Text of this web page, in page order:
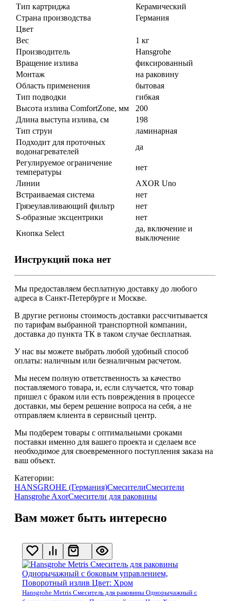
Тип картриджа
Керамический
Страна производства
Германия
Цвет
Вес
1 кг
Производитель
Hansgrohe
Вращение излива
фиксированный
Монтаж
на раковину
Область применения
бытовая
Тип подводки
гибкая
Высота излива ComfortZone, мм
200
Длина выступа излива, см
198
Тип струи
ламинарная
Подходит для проточных
водонагревателей
да
Регулируемое ограничение
температуры
нет
Линии
AXOR Uno
Встраиваемая система
нет
Грязеулавливающий фильтр
нет
S-образные эксцентрики
нет
Кнопка Select
да, включение и
выключение
Инструкций пока нет
Мы предоставляем бесплатную доставку до любого
адреса в Санкт-Петербурге и Москве.
В другие регионы стоимость доставки рассчитывается
по тарифам выбранной транспортной компании,
доставка до пункта ТК в таком случае бесплатная.
У нас вы можете выбрать любой удобный способ
оплаты: наличным или безналичным расчетом.
Мы несем полную ответственность за качество
поставляемого товара, и, если случается, что товар
пришел с браком или есть повреждения в процессе
доставки, мы берем решение вопроса на себя, а не
отправляем клиента в сервисный центр.
Мы подберем товары с оптимальными сроками
поставки именно для вашего проекта и сделаем все
необходимое для своевременного поступления заказа на
ваш объект.
Категории:
HANSGROHE (Германия)СмесителиСмесители
Hansgrohe AxorСмесители для раковины
Вам может быть интересно
Hansgrohe Metris Смеситель для раковины Однорычажный с